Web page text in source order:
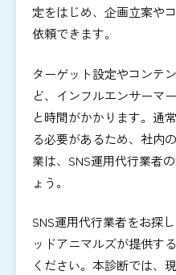
定をはじめ、企画立案や
依頼できます。
ターゲット設定やコンテ
ど、インフルエンサーマ
と時間がかかります。通
る必要があるため、社内
業は、SNS運用代行業者
ょう。
SNS運用代行業者をお探
ッドアニマルズが提供す
ください。本診断では、